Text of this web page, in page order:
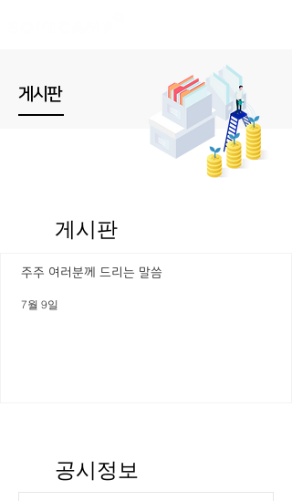
게시판
게시판
주주 여러분께 드리는 말씀
7월 9일
공시정보